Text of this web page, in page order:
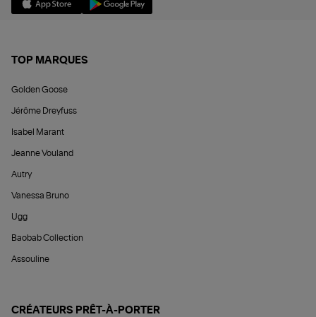
TOP MARQUES
Golden Goose
Jérôme Dreyfuss
Isabel Marant
Jeanne Vouland
Autry
Vanessa Bruno
Ugg
Baobab Collection
Assouline
CRÉATEURS PRÊT-À-PORTER